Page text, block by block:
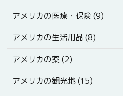
アメリカの医療・保険 (9)
アメリカの生活用品 (8)
アメリカの薬 (2)
アメリカの観光地 (15)